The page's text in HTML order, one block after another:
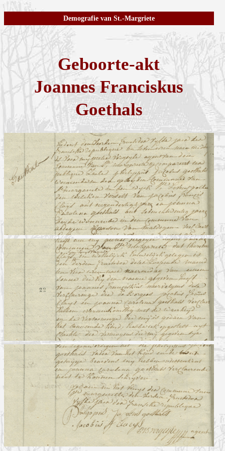
Demografie van St.-Margriete
Geboorte-akt
Joannes Franciskus
Goethals